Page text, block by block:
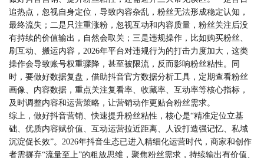
追热点，忽视自身定位，导致内容杂乱，粉丝无法形成稳定认知，
最终流失；二是只注重涨粉，忽视互动和内容质量，粉丝关注后没
有持续的价值输出，自然会取关；三是违规操作，比如购买粉丝、
刷互动、搬运内容，2026年平台对违规行为的打击力度加大，这类
操作会导致账号权重骤降，甚至被限流，反而影响粉丝粘性。同
时，要做好数据复盘，借助抖音官方数据分析工具，定期查看粉丝
画像、内容数据，重点关注复看率、收藏率、互动率等核心指标，
及时调整内容和运营策略，让营销动作更贴合粉丝需求。
综上，做好抖音营销、快速提升粉丝粘性，核心是“精准定位立基
础、优质内容赋价值、互动运营拉近距离、人设打造强记忆、私域
沉淀促长效”。2026年抖音生态已进入精细化运营时代，商家和创作
者需摒弃“流量至上”的粗放思维，聚焦粉丝需求，持续输出有价值、